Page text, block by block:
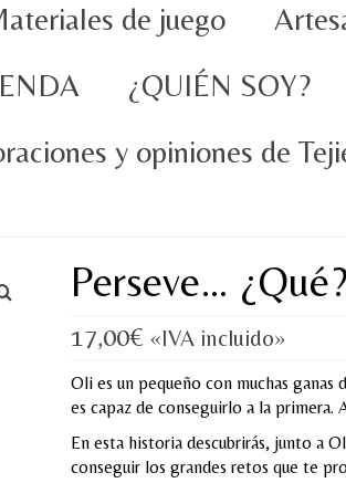
de juego
¿QUIÉN SOY?
y opiniones de
Perseve… ¿Qué?
17,00€ «IVA incluido»
Oli es un pequeño con muchas
es capaz de conseguirlo a la primera.
En esta historia descubrirás, junto a
conseguir los grandes retos que te